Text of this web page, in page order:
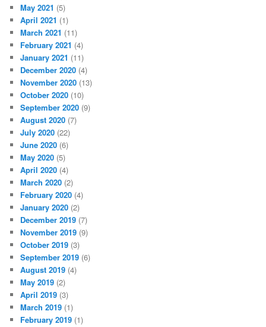
May 2021 (5)
April 2021 (1)
March 2021 (11)
February 2021 (4)
January 2021 (11)
December 2020 (4)
November 2020 (13)
October 2020 (10)
September 2020 (9)
August 2020 (7)
July 2020 (22)
June 2020 (6)
May 2020 (5)
April 2020 (4)
March 2020 (2)
February 2020 (4)
January 2020 (2)
December 2019 (7)
November 2019 (9)
October 2019 (3)
September 2019 (6)
August 2019 (4)
May 2019 (2)
April 2019 (3)
March 2019 (1)
February 2019 (1)